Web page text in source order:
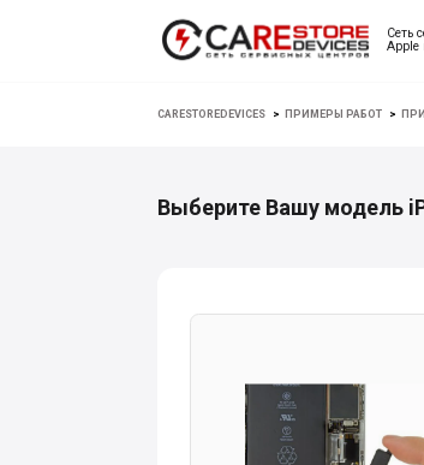
Сеть
Apple
CARESTOREDEVICES > ПРИМЕРЫ РАБОТ >
Выберите Вашу модель